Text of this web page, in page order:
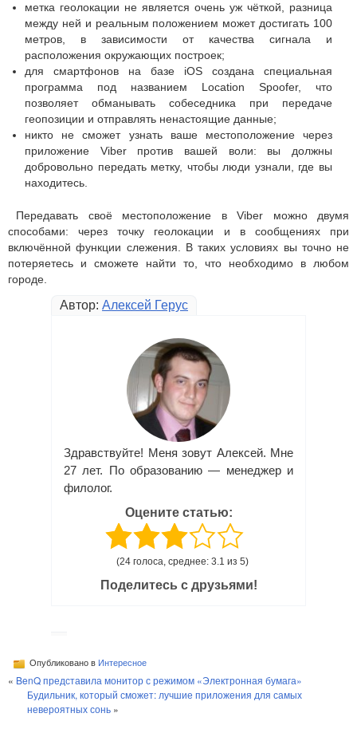
метка геолокации не является очень уж чёткой, разница
между ней и реальным положением может достигать 100
метров, в зависимости от качества сигнала и
расположения окружающих построек;
для смартфонов на базе iOS создана специальная
программа под названием Location Spoofer, что
позволяет обманывать собеседника при передаче
геопозиции и отправлять ненастоящие данные;
никто не сможет узнать ваше местоположение через
приложение Viber против вашей воли: вы должны
добровольно передать метку, чтобы люди узнали, где вы
находитесь.
Передавать своё местоположение в Viber можно двумя
способами: через точку геолокации и в сообщениях при
включённой функции слежения. В таких условиях вы точно не
потеряетесь и сможете найти то, что необходимо в любом
городе.
Автор: Алексей Герус
Здравствуйте! Меня зовут Алексей. Мне
27 лет. По образованию — менеджер и
филолог.
Оцените статью:
(24 голоса, среднее: 3.1 из 5)
Поделитесь с друзьями!
Опубликовано в Интересное
« BenQ представила монитор с режимом «Электронная бумага»
Будильник, который сможет: лучшие приложения для самых
невероятных сонь »